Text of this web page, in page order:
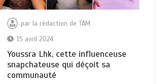
par la rédaction de TAM
15 avril 2024
Youssra Lhk, cette influenceuse
snapchateuse qui déçoit sa
communauté